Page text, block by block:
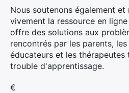
Nous soutenons également et
vivement la ressource en
offre des solutions aux
rencontrés par les parents,
éducateurs et les thérapeutes
trouble d'apprentissage.
€